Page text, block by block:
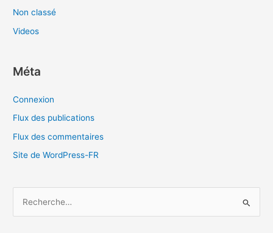
Non classé
Videos
Méta
Connexion
Flux des publications
Flux des commentaires
Site de WordPress-FR